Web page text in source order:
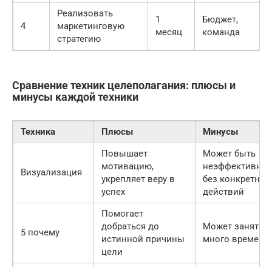
4
Реализовать
маркетинговую
стратегию
1
месяц
Бюджет,
команда
Сравнение техник целеполагания: плюсы и
минусы каждой техники
Техника Плюсы Минусы
Визуализация
Повышает
мотивацию,
укрепляет веру в
успех
Может быть
неэффективной
без конкретных
действий
5 почему
Помогает
добраться до
истинной причины
цели
Может занять
много времени